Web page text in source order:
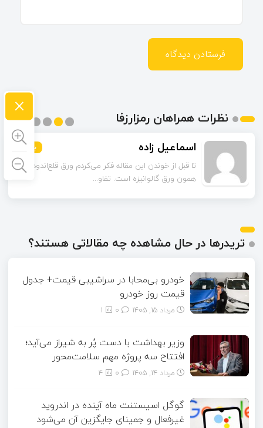
نظرات همراهان رمزارزفا
بیشتر اسماعیل زاده بیشتر
تا قبل از خوندن این مقاله فکر می‌کردم ورق قلع‌اندود
همون ورق گالوانیزه است. تفاو...
بیشتر
بیشتر
بیشتر
بیشتر
تریدرها در حال مشاهده چه مقالاتی هستند؟
خودرو بی‌محابا در سراشیبی قیمت+ جدول
قیمت روز خودرو
مرداد ۱۵, ۱۴۰۵ 1
وزیر بهداشت با دست پُر به شیراز می‌آید؛
افتتاح سه پروژه مهم سلامت‌محور
مرداد ۱۴, ۱۴۰۵ 4
گوگل اسیستنت ماه آینده در اندروید
غیرفعال و جمینای جایگزین آن می‌شود
×